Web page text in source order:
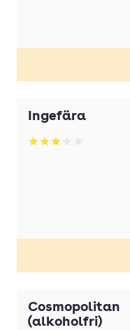
Ingefära
Betyg: 3.17 av 5
Cosmopolitan
(alkoholfri)